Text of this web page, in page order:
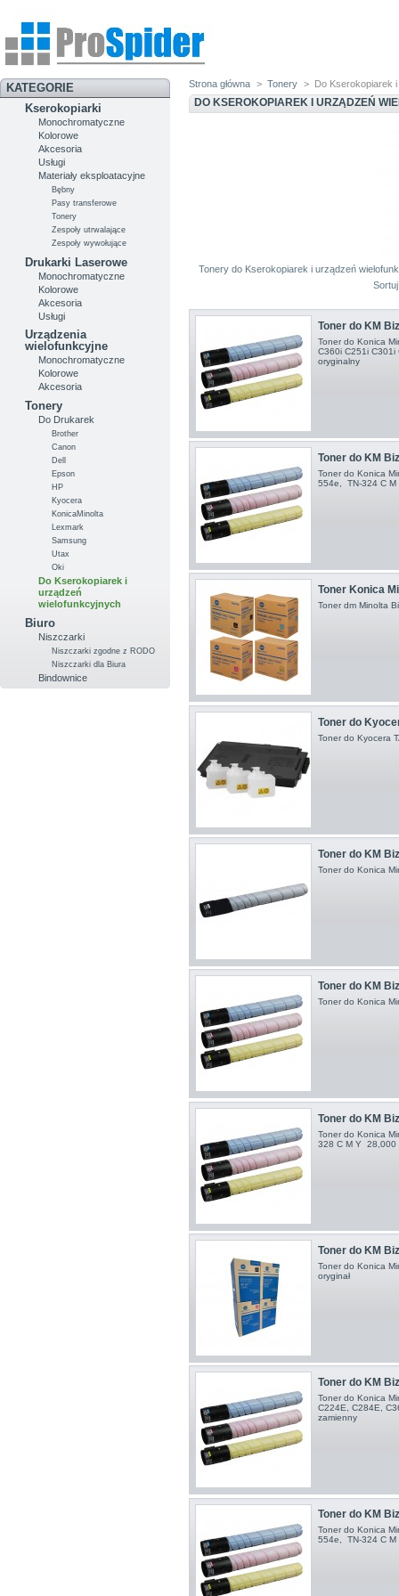
KATEGORIE
Kserokopiarki
Monochromatyczne
Kolorowe
Akcesoria
Usługi
Materiały eksploatacyjne
Bębny
Pasy transferowe
Tonery
Zespoły utrwalające
Zespoły wywołujące
Drukarki Laserowe
Monochromatyczne
Kolorowe
Akcesoria
Usługi
Urządzenia
wielofunkcyjne
Monochromatyczne
Kolorowe
Akcesoria
Tonery
Do Drukarek
Brother
Canon
Dell
Epson
HP
Kyocera
KonicaMinolta
Lexmark
Samsung
Utax
Oki
Do Kserokopiarek i
urządzeń
wielofunkcyjnych
Biuro
Niszczarki
Niszczarki zgodne z RODO
Niszczarki dla Biura
Bindownice
Strona główna > Tonery > Do Kserokopiarek
DO KSEROKOPIAREK I URZĄDZEŃ
Tonery do Kserokopiarek i urządzeń
Sortuj
Toner do KM
Toner do Konica
C360i C251i
oryginalny
Toner do KM
Toner do Konica
554e , TN-324 C
Toner Konica
Toner dm Minolta
Toner do
Toner do Kyocera
Toner do KM
Toner do Konica
Toner do KM
Toner do Konica
Toner do KM
Toner do Konica
328 C M Y 28,000
Toner do KM
Toner do Konica
oryginał
Toner do KM
Toner do Konica
C224E, C284E,
zamienny
Toner do KM
Toner do Konica
554e , TN-324 C